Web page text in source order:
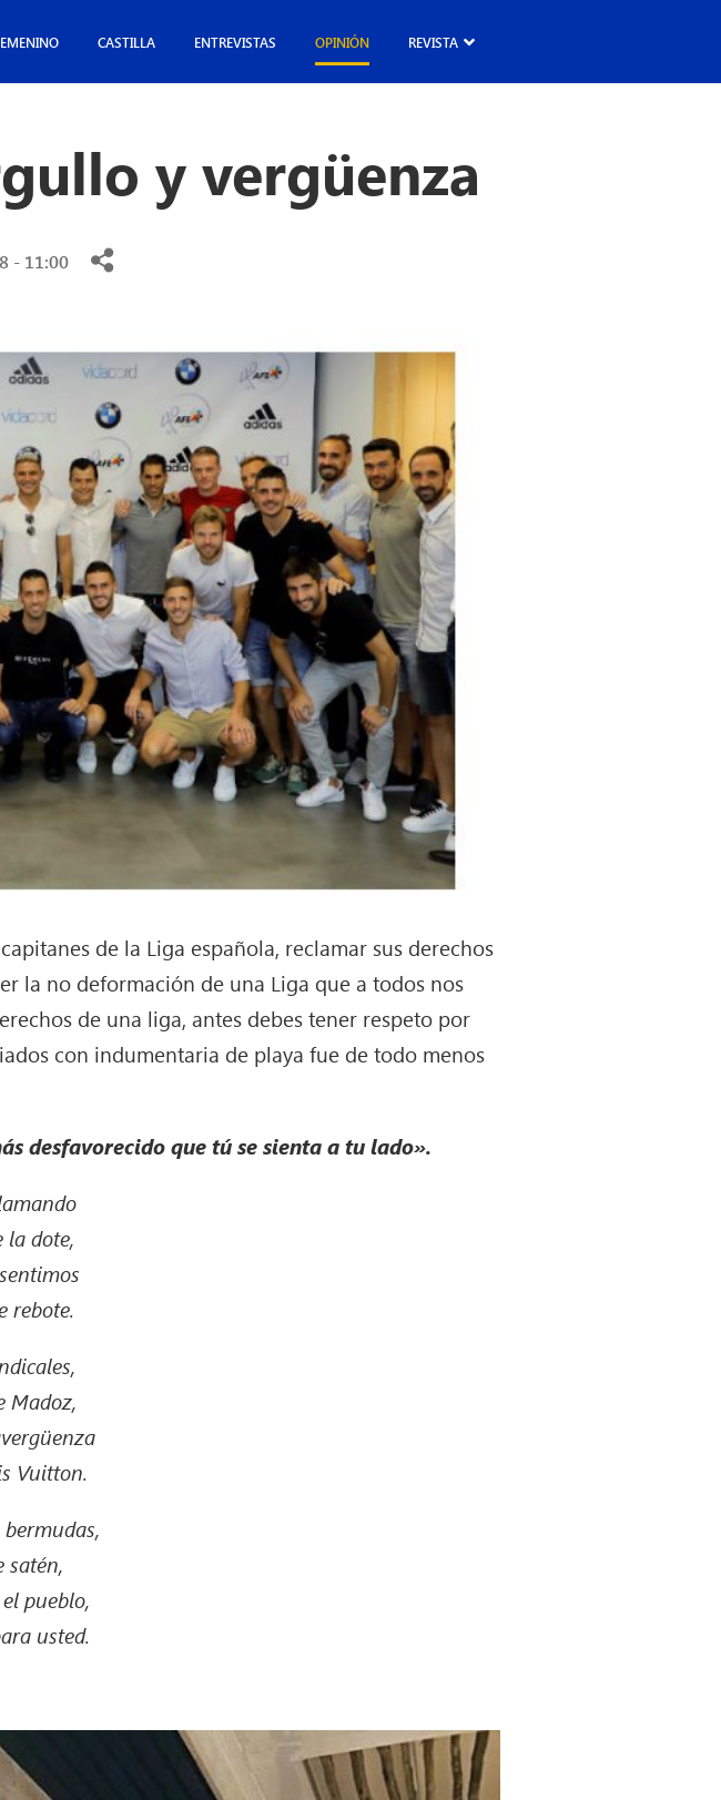
CASTILLA ENTREVISTAS OPINIÓN REVISTA
y vergüenza
- 11:00
de la Liga española, reclamar sus derechos
la no deformación de una Liga que a todos nos
de una liga, antes debes tener respeto por
con indumentaria de playa fue de todo menos
desfavorecido que tú se sienta a tu lado».
la dote,
rebote.
Madoz,
Vuitton.
satén,
pueblo,
usted.